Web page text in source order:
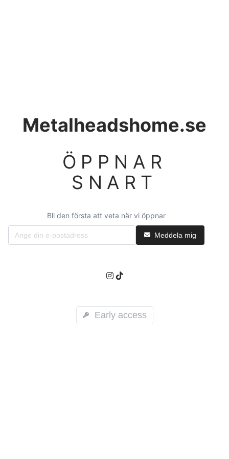
Metalheadshome.se
ÖPPNAR
SNART
Bli den första att veta när vi öppnar
Meddela mig
Early access